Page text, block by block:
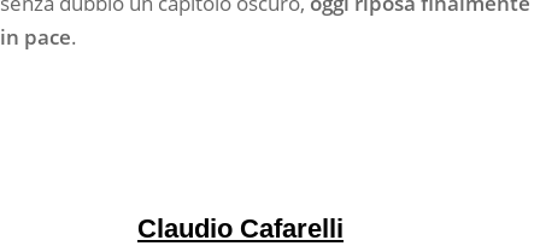
in pace.
Claudio Cafarelli